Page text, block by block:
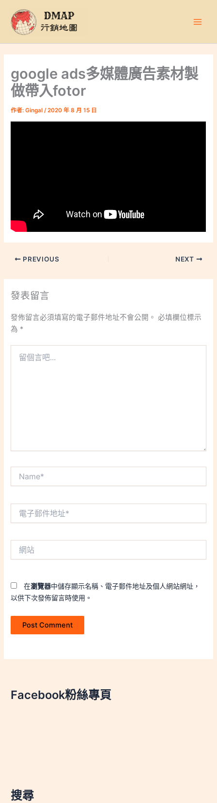
google ads多媒體廣告素材製
做帶入fotor
作者:Gingal/2020 年 8 月 15 日
PREVIOUS NEXT
發表留言
發佈留言必須填寫的電子郵件地址不會公開。 必填欄位標示
為 *
在瀏覽器中儲存顯示名稱、電子郵件地址及個人網站網址，
以供下次發佈留言時使用。
Facebook粉絲專頁
搜尋